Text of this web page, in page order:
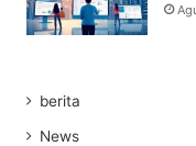
berita
News